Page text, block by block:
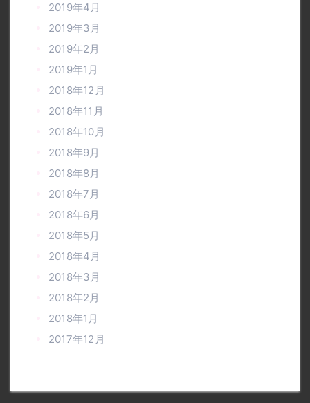
2019年4月
2019年3月
2019年2月
2019年1月
2018年12月
2018年11月
2018年10月
2018年9月
2018年8月
2018年7月
2018年6月
2018年5月
2018年4月
2018年3月
2018年2月
2018年1月
2017年12月